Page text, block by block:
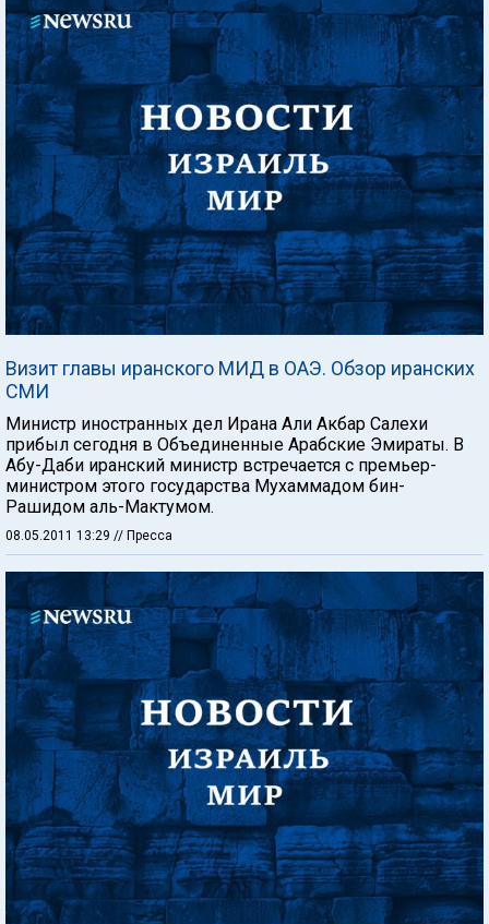
Визит главы иранского МИД в ОАЭ. Обзор иранских
СМИ
Министр иностранных дел Ирана Али Акбар Салехи
прибыл сегодня в Объединенные Арабские Эмираты. В
Абу-Даби иранский министр встречается с премьер-
министром этого государства Мухаммадом бин-
Рашидом аль-Мактумом.
08.05.2011 13:29 // Пресса